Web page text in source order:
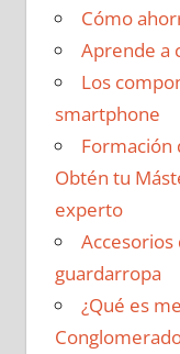
Cómo
Aprende a
Los
smartphone
Formación
Obtén tu
experto
guardarropa
¿Qué es